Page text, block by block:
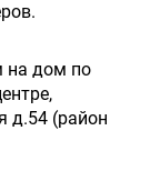
на дом по
д.54 (район